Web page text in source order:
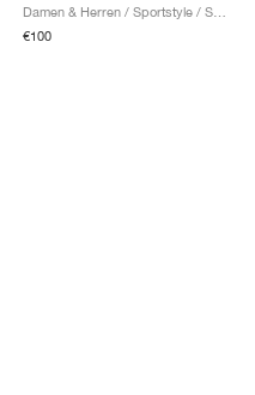
Damen & Herren / Sportstyle / Schuhe
€100